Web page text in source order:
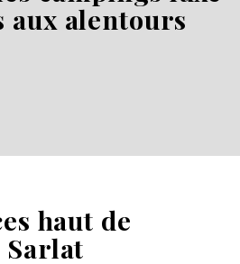
haut de
Sarlat
aux alentours